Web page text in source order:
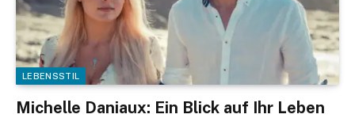
LEBENSSTIL
Michelle Daniaux: Ein Blick auf Ihr Leben